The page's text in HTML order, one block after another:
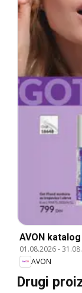
AVON
01.08.2026-
AVON
Drugi